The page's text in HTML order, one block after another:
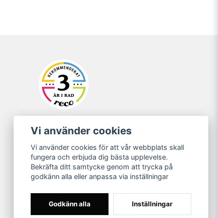
Vi använder cookies
Vi använder cookies för att vår webbplats skall
fungera och erbjuda dig bästa upplevelse.
Bekräfta ditt samtycke genom att trycka på
godkänn alla eller anpassa via inställningar
Godkänn alla Inställningar